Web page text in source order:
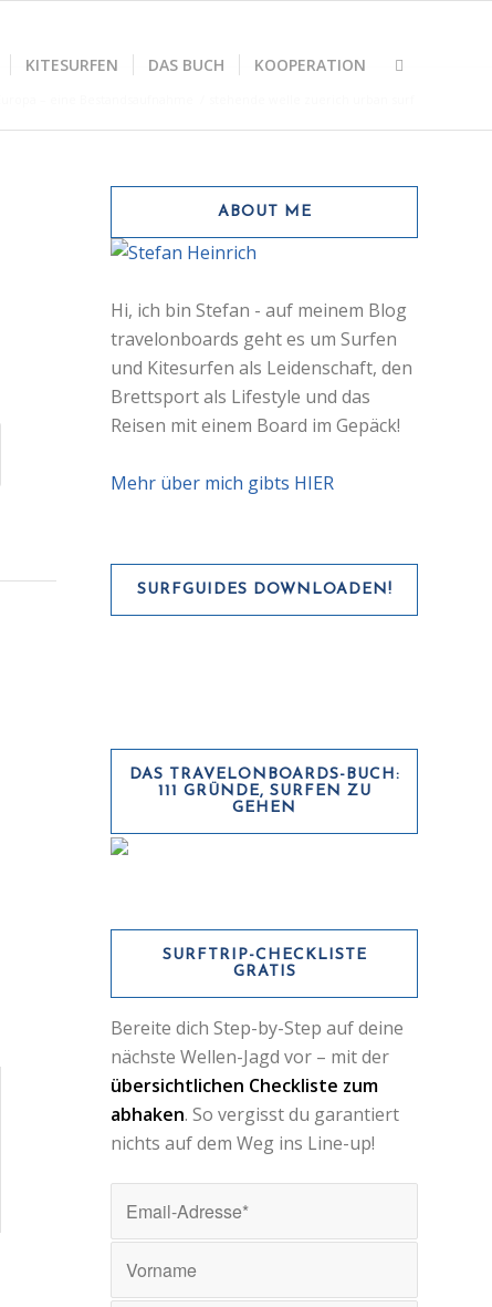
KITESURFEN DAS BUCH KOOPERATION
ABOUT ME
Hi, ich bin Stefan - auf meinem Blog
travelonboards geht es um Surfen
und Kitesurfen als Leidenschaft, den
Brettsport als Lifestyle und das
Reisen mit einem Board im Gepäck!
Mehr über mich gibts HIER
SURFGUIDES DOWNLOADEN!
DAS TRAVELONBOARDS-BUCH:
111 GRÜNDE, SURFEN ZU
GEHEN
SURFTRIP-CHECKLISTE
GRATIS
Bereite dich Step-by-Step auf deine
nächste Wellen-Jagd vor – mit der
übersichtlichen Checkliste zum
abhaken. So vergisst du garantiert
nichts auf dem Weg ins Line-up!